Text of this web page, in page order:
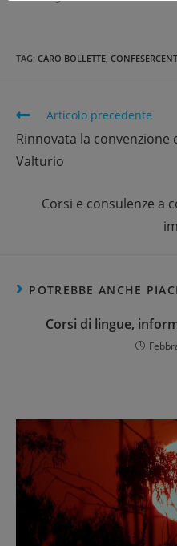
TAG: CARO BOLLETTE
Articolo precedente
Rinnovata la
Valturio
Corsi e consulenze a
POTREBBE ANCHE
Corsi di lingue,